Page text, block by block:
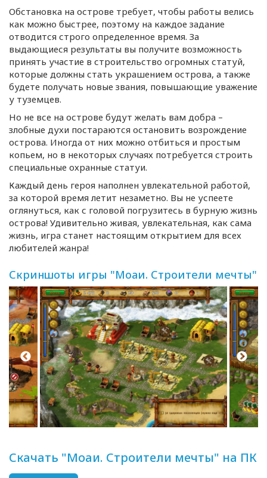
Обстановка на острове требует, чтобы работы велись
как можно быстрее, поэтому на каждое задание
отводится строго определенное время. За
выдающиеся результаты вы получите возможность
принять участие в строительство огромных статуй,
которые должны стать украшением острова, а также
будете получать новые звания, повышающие уважение
у туземцев.
Но не все на острове будут желать вам добра –
злобные духи постараются остановить возрождение
острова. Иногда от них можно отбиться и простым
копьем, но в некоторых случаях потребуется строить
специальные охранные статуи.
Каждый день героя наполнен увлекательной работой,
за которой время летит незаметно. Вы не успеете
оглянуться, как с головой погрузитесь в бурную жизнь
острова! Удивительно живая, увлекательная, как сама
жизнь, игра станет настоящим открытием для всех
любителей жанра!
Скриншоты игры "Моаи. Строители мечты"
Скачать "Моаи. Строители мечты" на ПК